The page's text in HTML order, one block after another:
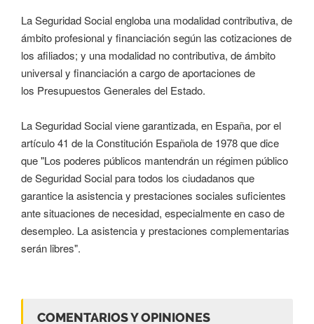
La Seguridad Social engloba una modalidad contributiva, de
ámbito profesional y financiación según las cotizaciones de
los afiliados; y una modalidad no contributiva, de ámbito
universal y financiación a cargo de aportaciones de
los Presupuestos Generales del Estado.
La Seguridad Social viene garantizada, en España, por el
artículo 41 de la Constitución Española de 1978 que dice
que "Los poderes públicos mantendrán un régimen público
de Seguridad Social para todos los ciudadanos que
garantice la asistencia y prestaciones sociales suficientes
ante situaciones de necesidad, especialmente en caso de
desempleo. La asistencia y prestaciones complementarias
serán libres".
COMENTARIOS Y OPINIONES